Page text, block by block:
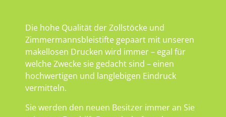
Die hohe Qualität der Zollstöcke und
Zimmermannsbleistifte gepaart mit unseren
makellosen Drucken wird immer – egal für
welche Zwecke sie gedacht sind – einen
hochwertigen und langlebigen Eindruck
vermitteln.
Sie werden den neuen Besitzer immer an Sie